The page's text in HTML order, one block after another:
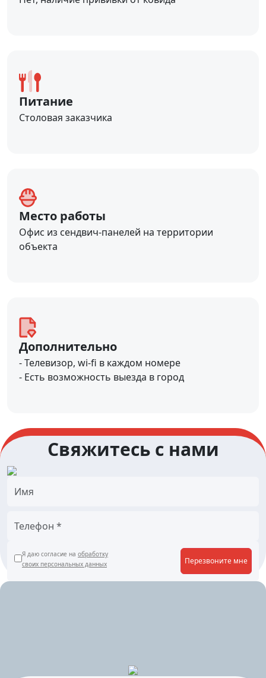
Питание
Столовая заказчика
Место работы
Офис из сендвич-панелей на территории
объекта
Дополнительно
- Телевизор, wi-fi в каждом номере
- Есть возможность выезда в город
Свяжитесь с нами
Я даю согласие на обработку
своих персональных данных
Перезвоните мне